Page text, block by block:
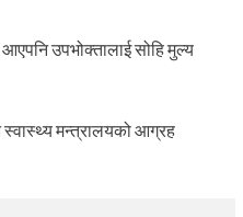
उपभोक्तालाई सोहि मुल्य
स्वास्थ्य मन्त्रालयको आग्रह